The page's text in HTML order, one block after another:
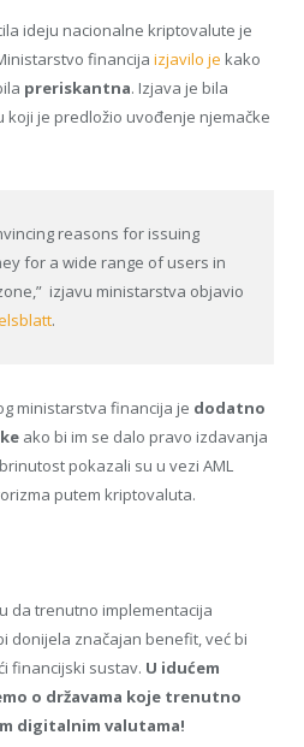
ideju nacionalne kriptovalute je
financija izjavilo je kako
preriskantna. Izjava je bila
koji je predložio uvođenje njemačke
reasons for issuing
for a wide range of users in
izjavu ministarstva objavio
.
ministarstva financija je dodatno
ako bi im se dalo pravo izdavanja
pokazali su u vezi AML
putem kriptovaluta.
da trenutno implementacija
donijela značajan benefit, već bi
financijski sustav. U idućem
o državama koje trenutno
digitalnim valutama!